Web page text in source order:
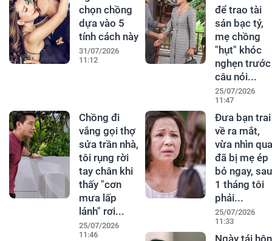
chọn chồng
dựa vào 5
tính cách này
31/07/2026
11:12
để trao tài
sản bạc tỷ,
mẹ chồng
"hụt" khóc
nghẹn trước
câu nói...
25/07/2026
11:47
Chồng đi
vắng gọi thợ
sửa trần nhà,
tôi rụng rời
tay chân khi
thấy "cơn
mưa lấp
lánh" rơi...
25/07/2026
11:46
Đưa bạn trai
về ra mắt,
vừa nhìn qua
đã bị mẹ ép
bỏ ngay, sau
1 tháng tôi
phải...
25/07/2026
11:33
Ngày tái